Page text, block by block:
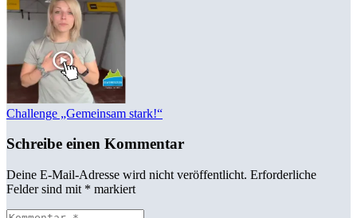
Challenge „Gemeinsam stark!“
Schreibe einen Kommentar
Deine E-Mail-Adresse wird nicht veröffentlicht. Erforderliche
Felder sind mit * markiert